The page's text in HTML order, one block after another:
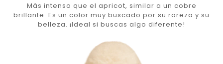
Más intenso que el apricot, similar a un cobre
brillante. Es un color muy buscado por su rareza y su
belleza. ¡Ideal si buscas algo diferente!